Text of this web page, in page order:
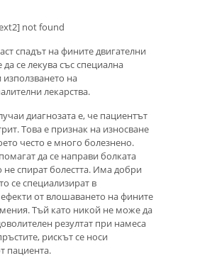
not found
спадът на фините двигателни
се лекува със специална
използването на
лекарства.
диагнозата е, че пациентът
Това е признак на износване
често е много болезнено.
да се направи болката
спират болестта. Има добри
се специализират в
от влошаването на фините
Тъй като никой не може да
резултат при намеса
рискът се носи
пациента.